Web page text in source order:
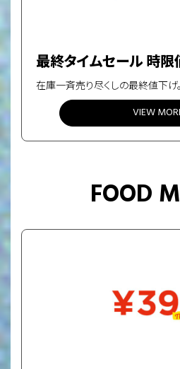
最終タイムセール 時限
在庫一斉売り尽くしの最終値下げ。
VIEW
FOOD